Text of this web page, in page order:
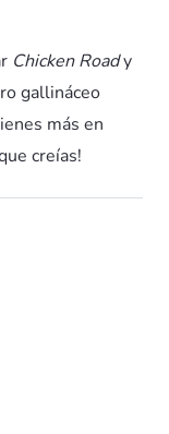
Chicken Roady
gallináceo
más en
creías!